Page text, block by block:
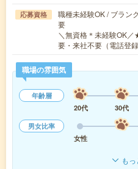
応募資格
職種未経験OK / ブラン
要
＼無資格＊未経験OK
要・来社不要（電話登
職場の雰囲気
年齢層
20代
30代
男女比率
女性
も